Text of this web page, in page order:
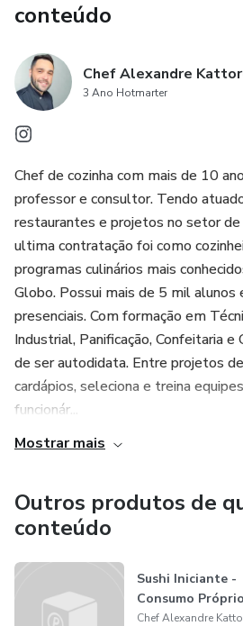
conteúdo
Chef Alexandre
3 Ano Hotmarter
Chef de cozinha com mais de 10
professor e consultor. Tendo
restaurantes e projetos no setor de
ultima contratação foi como
programas culinários mais
Globo. Possui mais de 5 mil alunos
presenciais. Com formação em
Industrial, Panificação, Confeitaria e
de ser autodidata. Entre projetos
cardápios, seleciona e treina
funcionár...
Mostrar mais
Outros produtos de
conteúdo
Sushi Iniciante -
Consumo Próprio
Chef Alexandre